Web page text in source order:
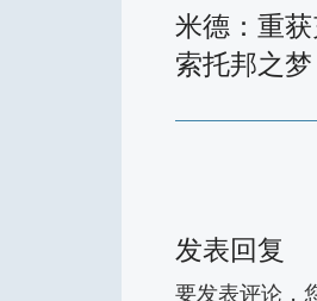
导
航
Previous
post:
米德：重
索托邦之梦
发表回复
要发表评论，